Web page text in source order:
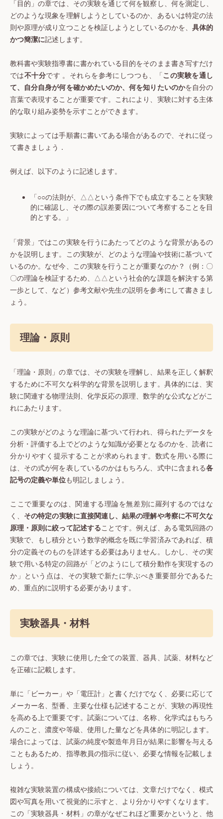
「目的」の章では、その実験を通じて何を観察し、何を測定し、
どのような現象を理解しようとしているのか、あるいは特定の法
則や原理が成り立つことを検証しようとしているのかを、 具体的
かつ簡潔に記述します。
教科書や実験指導書に書かれている目的をそのまま書き写すだけ
では不十分です 。それらを参考にしつつも、「この実験を通し
て、自分自身が何を確かめたいのか、何を知りたいのかを自分の
言葉で表現することが重要です。これにより、実験に対する主体
的な取り組み姿勢を示すことができます。
実験によっては手順書に書いてある場合があるので、それに従っ
て書きましょう．
例えば、以下のように記述します。
「○○の法則が、△△という条件下でも成立することを実験
的に確認し、その際の誤差要因について考察することを目
的とする。」
「背景」ではこの実験を行うにあたってどのような背景があるの
かを説明します。この実験が、どのような理論や技術に基づいて
いるのか。なぜ今、この実験を行うことが重要なのか？（例：〇
〇の理論を検証するため、△△という社会的な課題を解決する第
一歩として、など）参考文献や先生の説明を参考にして書きまし
ょう。
理論・原則
「理論・原則」の章では、その実験を理解し、結果を正しく解釈
するために不可欠な科学的な背景を説明します。具体的には、実
験に関連する物理法則、化学反応の原理、数学的な公式などがこ
れにあたります。
この実験がどのような理論に基づいて行われ、得られたデータを
分析・評価する上でどのような知識が必要となるのかを、読者に
分かりやすく提示することが求められます。数式を用いる際に
は、その式が何を表しているのかはもちろん、式中に含まれる各
記号の定義や単位も明記しましょう。
ここで重要なのは、関連する理論を無差別に羅列するのではな
く、 その特定の実験に直接関連し、結果の理解や考察に不可欠な
原理・原則に絞って記述することです。例えば、ある電気回路の
実験で、もし積分という数学的概念を既に学習済みであれば、積
分の定義そのものを詳述する必要はありません。しかし、その実
験で用いる特定の回路が「どのようにして積分動作を実現するの
か」という点は、その実験で新たに学ぶべき重要部分であるた
め、重点的に説明する必要があります。
実験器具・材料
この章では、実験に使用した全ての装置、器具、試薬、材料など
を正確に記載します。
単に「ビーカー」や「電圧計」と書くだけでなく、必要に応じて
メーカー名、型番、主要な仕様も記述することが、実験の再現性
を高める上で重要です。試薬については、名称、化学式はもちろ
んのこと、濃度や等級、使用した量などを具体的に明記します。
場合によっては、試薬の純度や製造年月日が結果に影響を与える
こともあるため、指導教員の指示に従い、必要な情報を記載しま
しょう。
複雑な実験装置の構成や接続については、文章だけでなく、模式
図や写真を用いて視覚的に示すと、より分かりやすくなります。
この「実験器具・材料」の章がなぜこれほど重要かというと、他